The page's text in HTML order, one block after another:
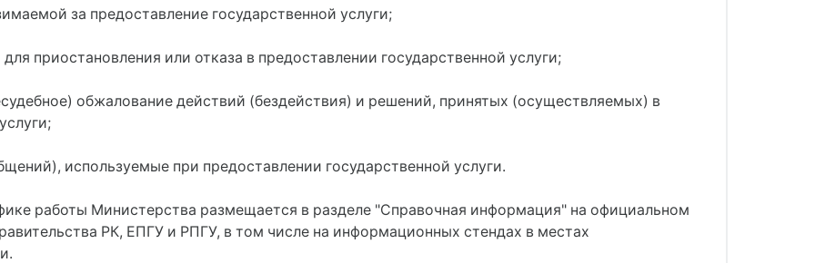
за предоставление государственной услуги;
приостановления или отказа в предоставлении государственной услуги;
обжалование действий (бездействия) и решений, принятых (осуществляемых) в
используемые при предоставлении государственной услуги.
работы Министерства размещается в разделе "Справочная информация" на официальном
РК, ЕПГУ и РПГУ, в том числе на информационных стендах в местах